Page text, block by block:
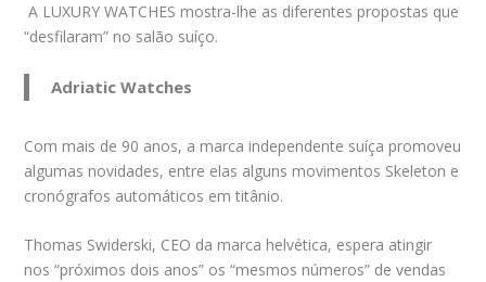
A LUXURY WATCHES mostra-lhe as diferentes propostas que
“desfilaram” no salão suíço.
Adriatic Watches
Com mais de 90 anos, a marca independente suíça promoveu
algumas novidades, entre elas alguns movimentos Skeleton e
cronógrafos automáticos em titânio.
Thomas Swiderski, CEO da marca helvética, espera atingir
nos “próximos dois anos” os “mesmos números” de vendas